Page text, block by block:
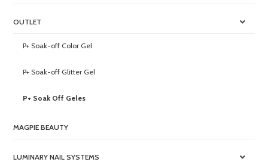
OUTLET
P+ Soak-off Color Gel
P+ Soak-off Glitter Gel
P+ Soak Off Geles
MAGPIE BEAUTY
LUMINARY NAIL SYSTEMS